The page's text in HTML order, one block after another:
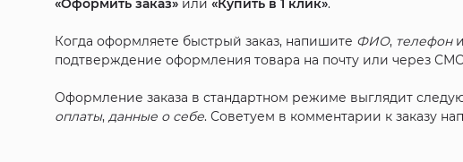
«Оформить заказ» или«Купить в 1 клик».
Когда оформляете быстрый заказ, напишите ФИО, телефони
подтверждение оформления товара на почту или через
Оформление заказа в стандартном режиме выглядит
оплаты,данные о себе. Советуем в комментарии к заказу